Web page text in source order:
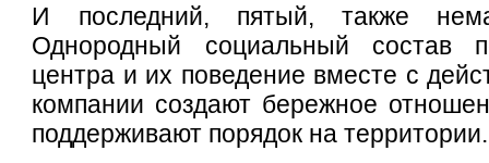
И последний, пятый, также
Однородный социальный состав
центра и их поведение вместе с
компании создают бережное
поддерживают порядок на территории.